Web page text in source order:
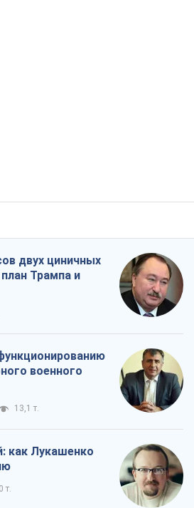
двух циничных
Трампа и
военного
13,1 т.
как Лукашенко
т.